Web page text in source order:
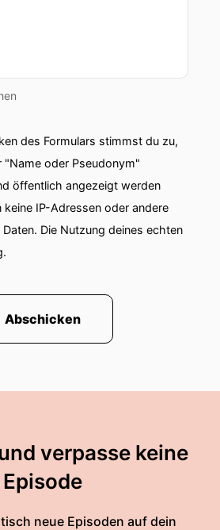
des Formulars stimmst du zu,
"Name oder Pseudonym"
öffentlich angezeigt werden
keine IP-Adressen oder andere
Die Nutzung deines echten
Abschicken
verpasse keine
Episode
neue Episoden auf dein